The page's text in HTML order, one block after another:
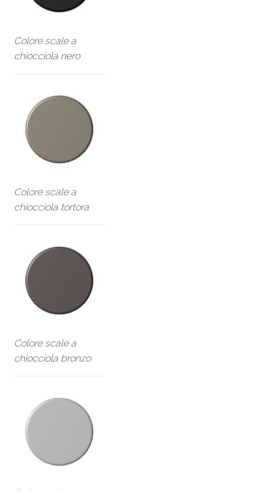
Colore scale a
chiocciola nero
Colore scale a
chiocciola tortora
Colore scale a
chiocciola bronzo